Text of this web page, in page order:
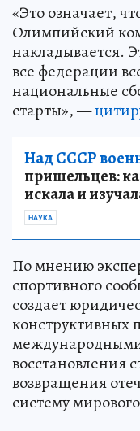
«Это означает,
Олимпийский
накладывается.
все федерации
национальные
старты», —
Над СССР
пришельцев:
искала и
НАУКА
По мнению
спортивного
создает
конструктивных
восстановления
возвращения
систему